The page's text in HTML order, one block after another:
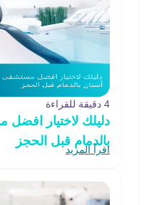
4 دقيقة للقراءة
دليلك لاختيار
بالدمام قبل الحجز
اقرأ المزيد